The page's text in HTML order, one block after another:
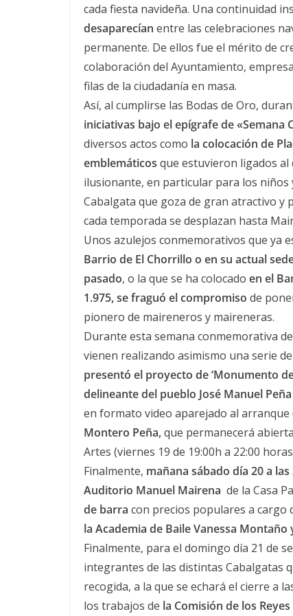
cada fiesta navideña. Una continuidad
desaparecían entre las celebraciones
permanente. De ellos fue el mérito de
colaboración del Ayuntamiento,
filas de la ciudadanía en masa.
Así, al cumplirse las Bodas de Oro,
iniciativas bajo el epígrafe de «Semana
diversos actos como la colocación de
emblemáticos que estuvieron ligados
ilusionante, en particular para los
Cabalgata que goza de gran atractivo
cada temporada se desplazan hasta
Unos azulejos conmemorativos que ya
Barrio de El Chorrillo o en su actual
pasado, o la que se ha colocado en el
1.975, se fraguó el compromiso de
pionero de maireneros y maireneras.
Durante esta semana conmemorativa
vienen realizando asimismo una serie
presentó el proyecto de ‘Monumento
delineante del pueblo José Manuel Peña
en formato video aparejado al arranque
Montero Peña,que permanecerá
Artes (viernes 19 de 19:00h a 22:00
Finalmente, mañana sábado día 20 a
Auditorio Manuel Mairena de la Casa
de barra con precios populares a cargo
la Academia de Baile Vanessa
Finalmente, para el domingo día 21 de
integrantes de las distintas Cabalgatas
recogida, a la que se echará el cierre a
los trabajos de la Comisión de los